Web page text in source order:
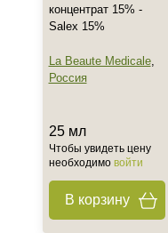
концентрат 15% -
Salex 15%
La Beaute Medicale,
Россия
25 мл
Чтобы увидеть цену
необходимо войти
В корзину